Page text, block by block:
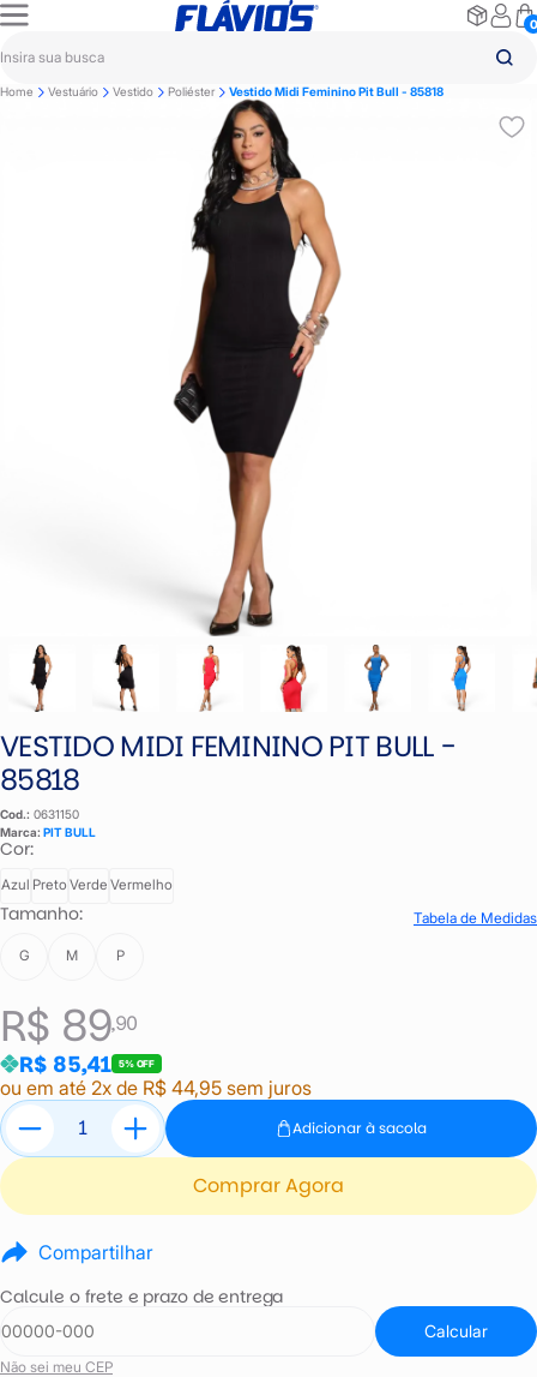
0
Home Vestuário Vestido Poliéster Vestido Midi Feminino Pit Bull - 85818
VESTIDO MIDI FEMININO PIT BULL -
85818
Cod.: 0631150
Marca: PIT BULL
R$ 89,90
R$ 85,41 5% OFF
ou em até 2x de R$ 44,95 sem juros
Cor:
Azul Preto Verde Vermelho
Tamanho: Tabela de Medidas
G M P
Adicionar à sacola
Comprar Agora
Compartilhar
Calcule o frete e prazo de entrega
Calcular
Não sei meu CEP